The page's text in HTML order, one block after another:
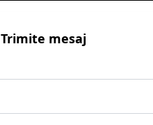
Trimite mesaj